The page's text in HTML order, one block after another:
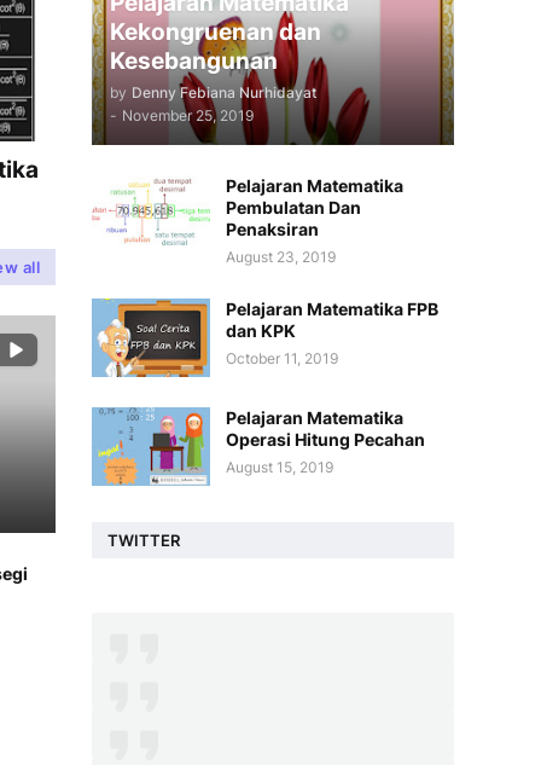
all
Kekongruenan dan
Kesebangunan
by Denny Febiana Nurhidayat
- November 25, 2019
Pelajaran Matematika
Pembulatan Dan
Penaksiran
August 23, 2019
Pelajaran Matematika FPB
dan KPK
October 11, 2019
Pelajaran Matematika
Operasi Hitung Pecahan
August 15, 2019
TWITTER